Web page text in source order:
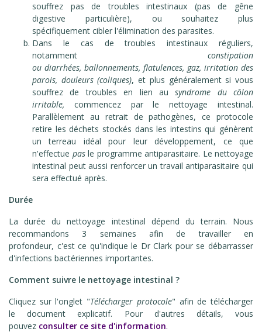
souffrez pas de troubles intestinaux (pas de gêne
digestive particulière), ou souhaitez plus
spécifiquement cibler l'élimination des parasites.
Dans le cas de troubles intestinaux réguliers,
notamment constipation
ou diarrhées, ballonnements, flatulences, gaz, irritation des
parois, douleurs (coliques),et plus généralement si vous
souffrez de troubles en lien au
syndrome du côlon
irritable, commencez par le nettoyage intestinal.
Parallèlement au retrait de pathogènes, ce protocole
retire les déchets stockés dans les intestins qui génèrent
un terreau idéal pour leur développement, ce que
n'effectue pasle programme antiparasitaire. Le nettoyage
intestinal peut aussi renforcer un travail antiparasitaire qui
sera effectué après.
Durée
La durée du nettoyage intestinal dépend du terrain. Nous
recommandons 3 semaines afin de travailler en
profondeur, c'est ce qu'indique le Dr Clark pour se débarrasser
d'infections bactériennes importantes.
Comment suivre le nettoyage intestinal ?
Cliquez sur l'onglet "Télécharger protocole" afin de télécharger
le document explicatif. Pour d'autres détails, vous
pouvez consulter ce site d'information.